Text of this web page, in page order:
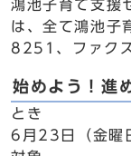
鴻池子育て支援
は、全て鴻池
8251、ファク
始めよう！進
とき
6月23日（金